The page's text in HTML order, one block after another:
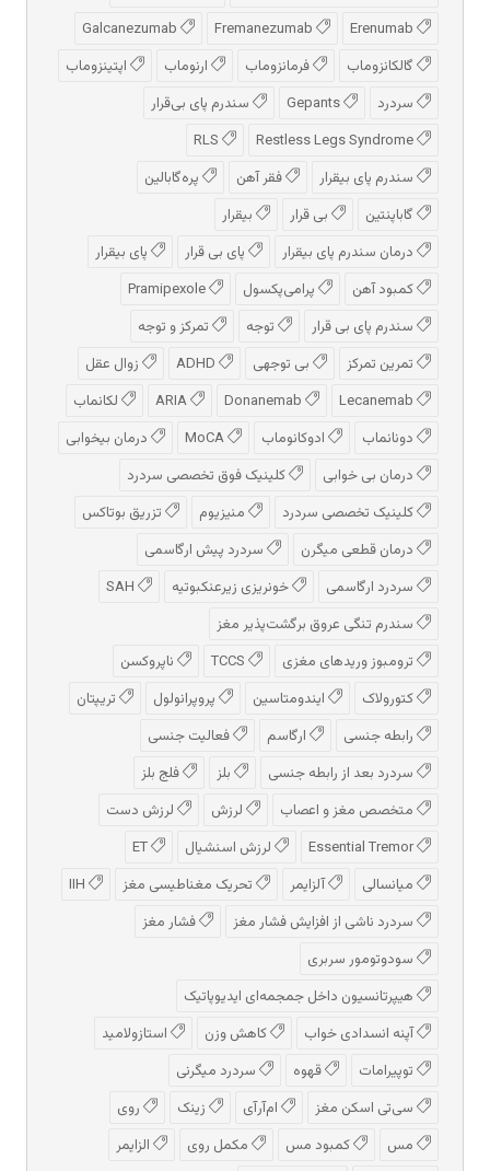
گالکانزوماب
فرمانزوماب ارنوماب
اپتینزوماب
سردرد
سندرم پای بی‌قرار
سندرم پای بیقرار
فقر آهن
پره‌گابالین
گاباپنتین
بی قرار
بیقرار
درمان سندرم پای بیقرار
پای بی قرار
پای بیقرار
کمبود آهن
پرامی‌پکسول
سندرم پای بی قرار
توجه
تمرکز و توجه
تمرین تمرکز
بی توجهی
زوال عقل
لکانماب
دونانماب
ادوكانوماب
درمان بیخوابی
درمان بی خوابی
کلینیک فوق تخصصی سردرد
کلینیک تخصصی سردرد
منیزیوم
تزریق بوتاکس
درمان قطعی میگرن
سردرد پیش‌ ارگاسمی
سردرد ارگاسمی
خونریزی زیرعنکبوتیه
سندرم تنگی عروق برگشت‌پذیر مغز
ترومبوز وریدهای مغزی
ناپروکسن
کتورولاک
ایندومتاسین پروپرانولول
تریپتان
رابطه جنسی
ارگاسم
فعالیت جنسی
سردرد بعد از رابطه جنسی
بلز
فلج بلز
متخصص مغز و اعصاب
لرزش
لرزش دست
لرزش اسنشیال
میانسالی
آلزایمر تحریک مغناطیسی مغز
سردرد ناشی از افزایش فشار مغز
فشار مغز
سودوتومور سربری
هیپرتانسیون داخل جمجمه‌ای ایدیوپاتیک
آپنه انسدادی خواب
کاهش وزن
استازولامید
توپیرامات
قهوه
سردرد میگرنی
سی‌تی اسکن مغز
ام‌آر‌آی زینک
روی
مس
کمبود مس مکمل روی
الزایمر